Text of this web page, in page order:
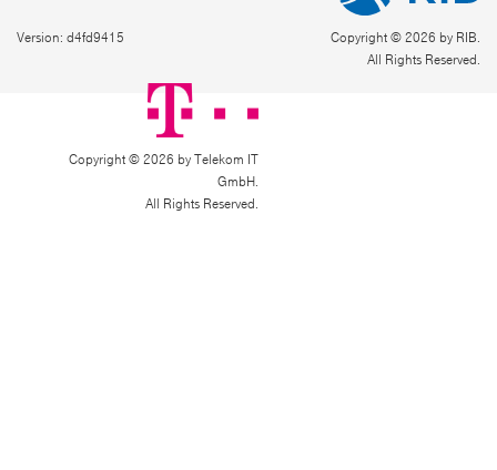
Version: d4fd9415
Copyright © 2026 by RIB.
All Rights Reserved.
Copyright © 2026 by Telekom IT
GmbH.
All Rights Reserved.